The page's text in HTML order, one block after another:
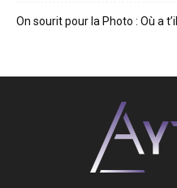
On sourit pour la Photo : Où a